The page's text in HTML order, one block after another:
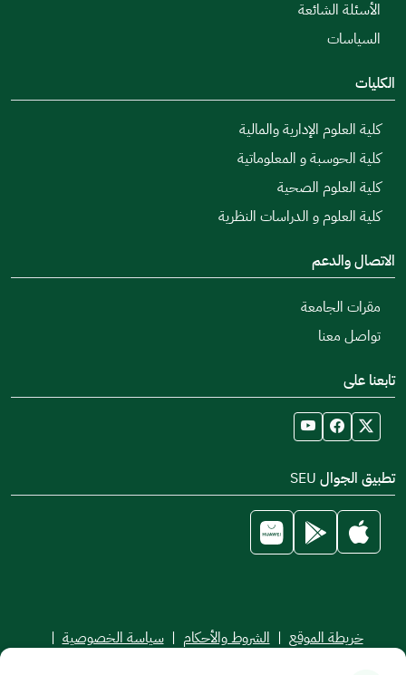
الأسئلة الشائعة
السياسات
الكليات
كلية العلوم الإدارية والمالية
كلية الحوسبة و المعلوماتية
كلية العلوم الصحية
كلية العلوم و الدراسات النظرية
الاتصال والدعم
مقرات الجامعة
تواصل معنا
تابعنا على
تطبيق الجوال SEU
خريطة الموقع | الشروط والأحكام | سياسة الخصوصية |